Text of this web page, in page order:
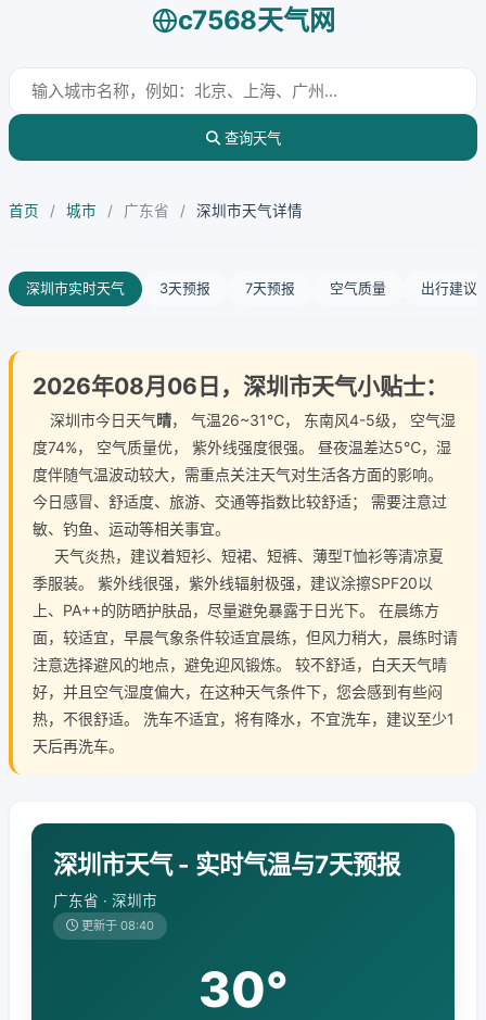
c7568天气网
查询天气
首页 / 城市 / 广东省 / 深圳市天气详情
深圳市实时天气 3天预报 7天预报 空气质量 出行建议
2026年08月06日，深圳市天气小贴士：
深圳市今日天气晴， 气温26~31℃， 东南风4-5级， 空气湿
度74%， 空气质量优， 紫外线强度很强。 昼夜温差达5℃，湿
度伴随气温波动较大，需重点关注天气对生活各方面的影响。
今日感冒、舒适度、旅游、交通等指数比较舒适； 需要注意过
敏、钓鱼、运动等相关事宜。
天气炎热，建议着短衫、短裙、短裤、薄型T恤衫等清凉夏
季服装。 紫外线很强，紫外线辐射极强，建议涂擦SPF20以
上、PA++的防晒护肤品，尽量避免暴露于日光下。 在晨练方
面，较适宜，早晨气象条件较适宜晨练，但风力稍大，晨练时请
注意选择避风的地点，避免迎风锻炼。 较不舒适，白天天气晴
好，并且空气湿度偏大，在这种天气条件下，您会感到有些闷
热，不很舒适。 洗车不适宜，将有降水，不宜洗车，建议至少1
天后再洗车。
深圳市天气 - 实时气温与7天预报
广东省 · 深圳市
更新于 08:40
30°